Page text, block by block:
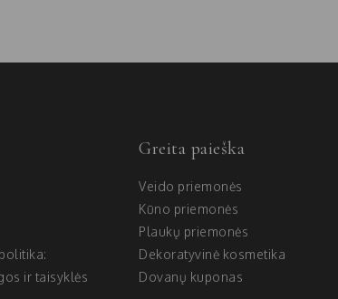
ir taisyklės
Greita paieška
Veido priemonės
Kūno priemonės
Plaukų priemonės
Dekoratyvinė kosmetika
Dovanų kuponas